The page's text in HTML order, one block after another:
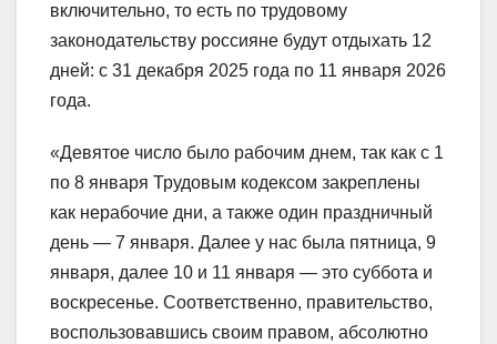
включительно, то есть по трудовому
законодательству россияне будут отдыхать 12
дней: с 31 декабря 2025 года по 11 января 2026
года.
«Девятое число было рабочим днем, так как с 1
по 8 января Трудовым кодексом закреплены
как нерабочие дни, а также один праздничный
день — 7 января. Далее у нас была пятница, 9
января, далее 10 и 11 января — это суббота и
воскресенье. Соответственно, правительство,
воспользовавшись своим правом, абсолютно